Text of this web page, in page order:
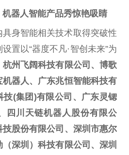
机器人智能产品秀惊艳吸睛
具身智能相关技术取得突破性
置以“器度不凡·智创未来”为
杭州飞阔科技有限公司、博歌
器人、广东兆恒智能科技有
技(集团)有限公司、广东灵锶
四川天链机器人股份有限公
股份有限公司、深圳市惠尔
深圳）科技有限公司、深圳